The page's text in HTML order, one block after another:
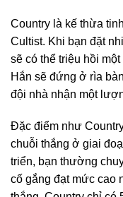
Country là kế thừa
Cultist. Khi bạn đặt
sẽ có thể triệu hồi
Hắn sẽ đứng ở rìa
đội nhà nhận một
Đặc điểm như
chuỗi thắng ở giai
triển, bạn thường
cố gắng đạt mức cao